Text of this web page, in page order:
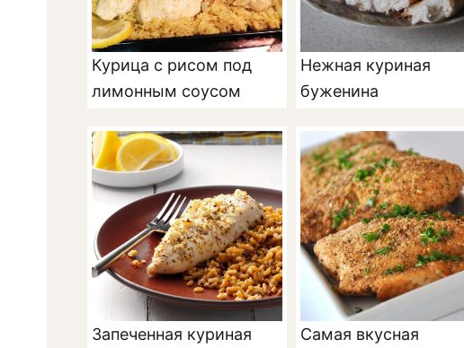
Курица с рисом под
лимонным соусом
Нежная куриная
буженина
Запеченная куриная
Самая вкусная